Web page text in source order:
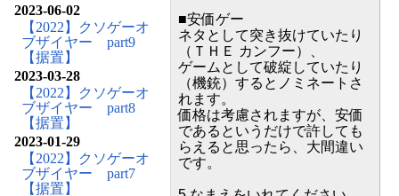
2023-06-02
【2022】クソゲーオ
ブザイヤー part9
【据置】
2023-03-28
【2022】クソゲーオ
ブザイヤー part8
【据置】
2023-01-29
【2022】クソゲーオ
ブザイヤー part7
【据置】
■安価ゲー
ネタとして突き抜けていたり
（ＴＨＥ カンフー）、
ゲームとして破綻していたり
（機銃）するとノミネートさ
れます。
価格は考慮されますが、安価
であるというだけで許しても
らえると思ったら、大間違い
です。